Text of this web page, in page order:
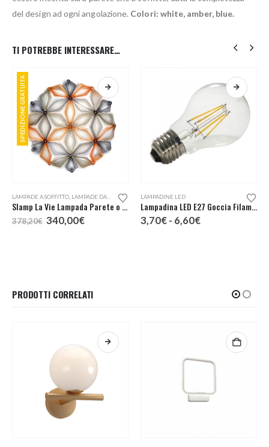
del design ad ogni angolazione. Colori: white, amber, blue.
TI POTREBBE INTERESSARE…
SPEDIZIONE GRATUITA
LAMPADE A SOFFITTO LAMPADE DA PARETE
Slamp La Vie Lampada Parete o Soffitto
378,20€ Il
prezzo
340,00€Il
LAMPADINE LED
Lampadina LED E27 Goccia Filamento
3,70€ - 6,60€Fascia
PRODOTTI CORRELATI